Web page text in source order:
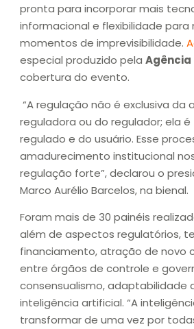
pronta para incorporar mais
informacional e flexibilidade para
momentos de imprevisibilidade.
especial produzido pela Agência
cobertura do evento.
“A regulação não é exclusiva da
reguladora ou do regulador; ela
regulado e do usuário. Esse
amadurecimento institucional
regulação forte”, declarou o
Marco Aurélio Barcelos, na bienal.
Foram mais de 30 painéis
além de aspectos regulatórios,
financiamento, atração de novo
entre órgãos de controle e
consensualismo, adaptabilidade
inteligência artificial. “A
transformar de uma vez por